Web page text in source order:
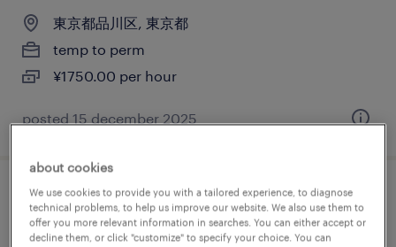
東京都品川区, 東京都
temp to perm
¥1750.00 per hour
posted 15 december 2025
金融系のテレオペ・テレマーケティング・
コールセンター
about cookies
We use cookies to provide you with a tailored experience, to diagnose
technical problems, to help us improve our website. We also use them to
offer you more relevant information in searches. You can either accept or
decline them, or click "customize" to specify your choice. You can